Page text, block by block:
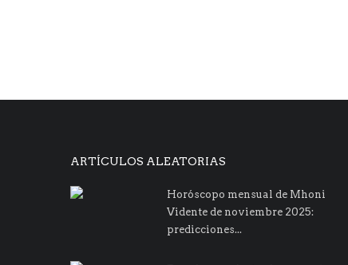
ARTÍCULOS ALEATORIAS
Horóscopo mensual de Mhoni
Vidente de noviembre 2025:
predicciones...